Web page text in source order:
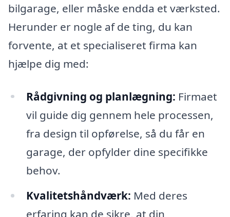
bilgarage, eller måske endda et værksted.
Herunder er nogle af de ting, du kan
forvente, at et specialiseret firma kan
hjælpe dig med:
Rådgivning og planlægning: Firmaet
vil guide dig gennem hele processen,
fra design til opførelse, så du får en
garage, der opfylder dine specifikke
behov.
Kvalitetshåndværk: Med deres